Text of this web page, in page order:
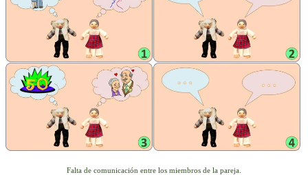
Falta de comunicación entre los miembros de la pareja.